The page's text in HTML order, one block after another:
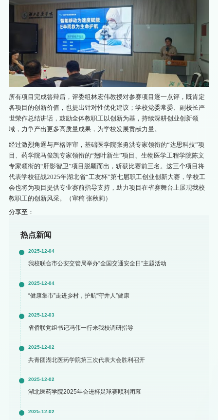
所有项目完成答辩后，评委组林宏伟教授对参赛项目逐一点评，既肯定
各项目的创新价值，也提出针对性优化建议；学校党委常委、副校长严
世荣作总结讲话，鼓励全体教职工以创新为基，持续深耕创业创新领
域，力争产出更多高质量成果，为学校发展贡献力量。
经过激烈角逐与严格评审，基础医学院张勇洪专家领衔的“达思科技”项
目、药学院马俊凯专家领衔的“翘叶新生”项目、生物医学工程学院陈文
专家领衔的“肝影智卫”项目脱颖而出，斩获比赛前三名。这三个项目将
代表学校征战2025年湖北省“工友杯”第七届职工创业创新大赛，学校工
会也将为项目提供专业赛前指导支持，助力项目在省赛舞台上展现我校
教职工的创新风采。（审稿 张秋莉）
分享至：
热点新闻
2025-12-04
我校联合市公安交管局举办“全国交通安全日”主题活动
2025-12-04
“健康集市”走进乡村，护航“守井人”健康
2025-12-03
省侨联党组书记冯伟一行来我校调研指导
2025-12-02
共青团湖北医药学院第三次代表大会胜利召开
2025-12-02
湖北医药学院2025年奋进杯足球赛顺利闭幕
2025-12-02